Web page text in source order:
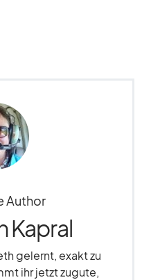
Author
Kapral
gelernt, exakt zu
ihr jetzt zugute,